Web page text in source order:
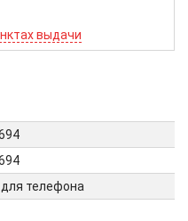
выдачи
телефона